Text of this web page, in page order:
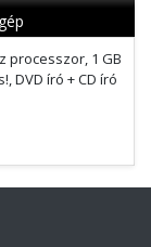
processzor, 1 GB
DVD író + CD író